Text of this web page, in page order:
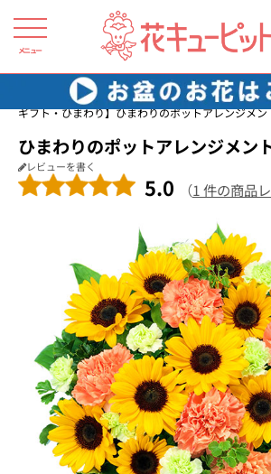
メニュー
花キューピット 誕生日フラワーギフト・ひまわ
ギフト・ひまわり】ひまわりのポットアレンジメン
ひまわりのポットアレンジメン
レビューを書く
5.0 （1 件の商品